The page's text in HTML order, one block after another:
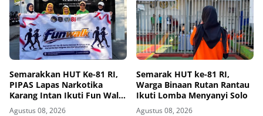
Semarakkan HUT Ke-81 RI,
PIPAS Lapas Narkotika
Karang Intan Ikuti Fun Walk
Kemenimipas Kalsel
Agustus 08, 2026
Semarak HUT ke-81 RI,
Warga Binaan Rutan Rantau
Ikuti Lomba Menyanyi Solo
Agustus 08, 2026